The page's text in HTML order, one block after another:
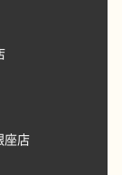
座店